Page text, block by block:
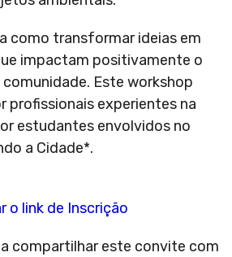
como transformar ideias em
impactam positivamente o
Este workshop
profissionais experientes na
estudantes envolvidos no
a Cidade*.
o link de Inscrição
compartilhar este convite com